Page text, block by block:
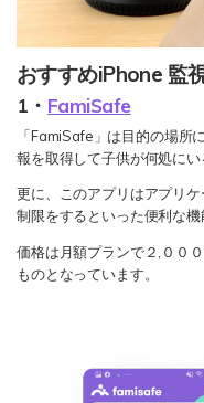
おすすめiPhone 監
1・ FamiSafe
「FamiSafe」は目的の場所
報を取得して子供が何処にい
更に、このアプリはアプリ
制限をするといった便利な機
価格は月額プランで２,００
ものとなっています。